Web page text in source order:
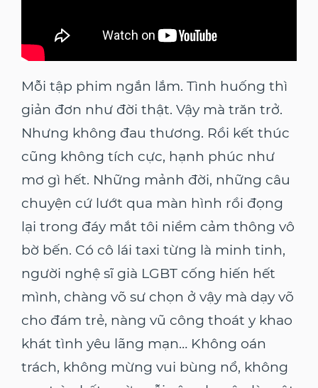
Mỗi tập phim ngắn lắm. Tình huống thì
giản đơn như đời thật. Vậy mà trăn trở.
Nhưng không đau thương. Rồi kết thúc
cũng không tích cực, hạnh phúc như
mơ gì hết. Những mảnh đời, những câu
chuyện cứ lướt qua màn hình rồi đọng
lại trong đáy mắt tôi niềm cảm thông vô
bờ bến. Có cô lái taxi từng là minh tinh,
người nghệ sĩ già LGBT cống hiến hết
mình, chàng võ sư chọn ở vậy mà dạy võ
cho đám trẻ, nàng vũ công thoát y khao
khát tình yêu lãng mạn… Không oán
trách, không mừng vui bùng nổ, không